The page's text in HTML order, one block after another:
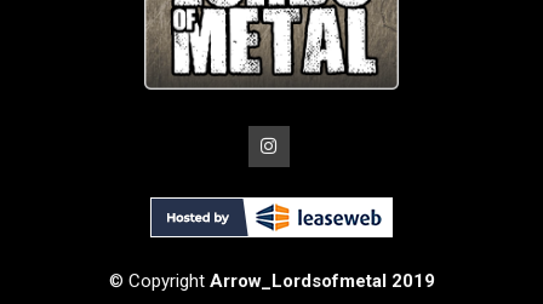
© Copyright Arrow_Lordsofmetal 2019